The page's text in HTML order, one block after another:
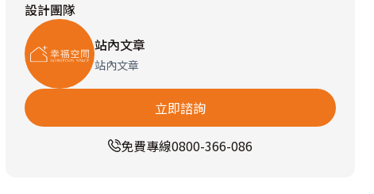
設計團隊
站內文章
站內文章
立即諮詢
免費專線0800-366-086